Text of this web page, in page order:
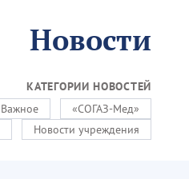
Новости
КАТЕГОРИИ НОВОСТЕЙ
«СОГАЗ-Мед»
Важное
Новости учреждения